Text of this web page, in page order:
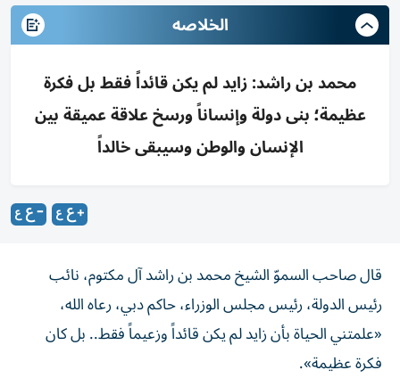
الخلاصه
محمد بن راشد: زايد لم يكن قائداً فقط بل فكرة
عظيمة؛ بنى دولة وإنساناً ورسخ علاقة عميقة بين
الإنسان والوطن وسيبقى خالداً
قال صاحب السموّ الشيخ محمد بن راشد آل مكتوم، نائب
رئيس الدولة، رئيس مجلس الوزراء، حاكم دبي، رعاه الله،
«علمتني الحياة بأن زايد لم يكن قائداً وزعيماً فقط.. بل كان
فكرة عظيمة».